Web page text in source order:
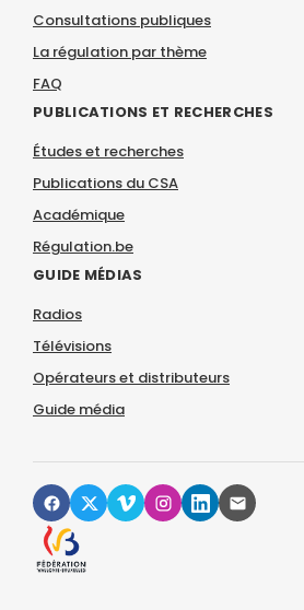
Consultations publiques
La régulation par thème
FAQ
PUBLICATIONS ET RECHERCHES
Études et recherches
Publications du CSA
Académique
Régulation.be
GUIDE MÉDIAS
Radios
Télévisions
Opérateurs et distributeurs
Guide média